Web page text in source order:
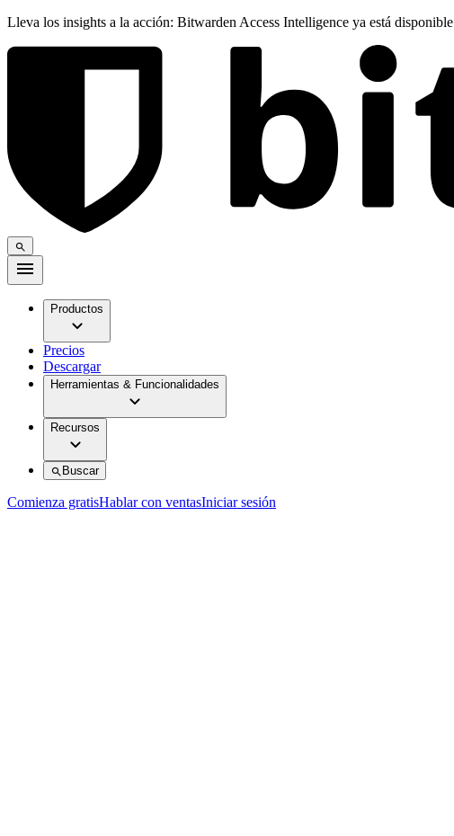
Lleva los insights a la acción: Bitwarden Access Intelligence ya está disponible
Productos
Precios
Descargar
Herramientas & Funcionalidades
Recursos
Buscar
Comienza gratisHablar con ventasIniciar sesión